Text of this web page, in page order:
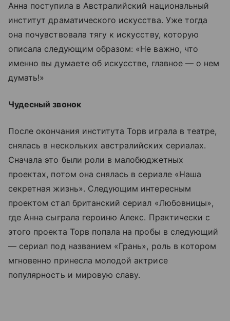
Анна поступила в Австралийский национальный
институт драматического искусства. Уже тогда
она почувствовала тягу к искусству, которую
описала следующим образом: «Не важно, что
именно вы думаете об искусстве, главное — о нем
думать!»
Чудесный звонок
После окончания института Торв играла в театре,
снялась в нескольких австралийских сериалах.
Сначала это были роли в малобюджетных
проектах, потом она снялась в сериале «Наша
секретная жизнь». Следующим интересным
проектом стал британский сериал «Любовницы»,
где Анна сыграла героиню Алекс. Практически с
этого проекта Торв попала на пробы в следующий
— сериал под названием «Грань», роль в котором
мгновенно принесла молодой актрисе
популярность и мировую славу.